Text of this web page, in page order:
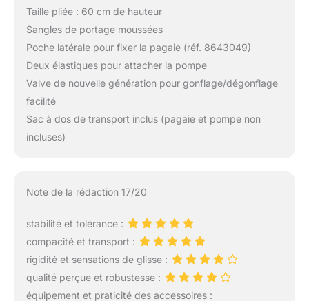
Taille pliée : 60 cm de hauteur
Sangles de portage moussées
Poche latérale pour fixer la pagaie (réf. 8643049)
Deux élastiques pour attacher la pompe
Valve de nouvelle génération pour gonflage/dégonflage
facilité
Sac à dos de transport inclus (pagaie et pompe non
incluses)
Note de la rédaction 17/20
stabilité et tolérance :
compacité et transport :
rigidité et sensations de glisse :
qualité perçue et robustesse :
équipement et praticité des accessoires :